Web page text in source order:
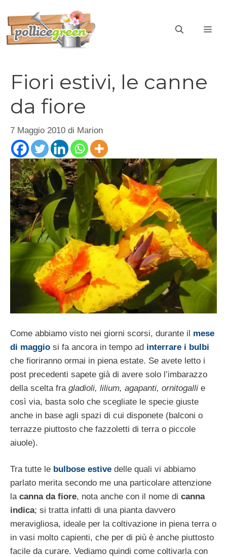
contenuto
Fiori estivi, le canne
da fiore
7 Maggio 2010 di Marion
Come abbiamo visto nei giorni scorsi, durante il mese
di maggio si fa ancora in tempo ad interrare i bulbi
che fioriranno ormai in piena estate. Se avete letto i
post precedenti sapete già di avere solo l’imbarazzo
della scelta fra gladioli, lilium, agapanti, ornitogalli e
così via, basta solo che scegliate le specie giuste
anche in base agli spazi di cui disponete (balconi o
terrazze piuttosto che fazzoletti di terra o piccole
aiuole).
Tra tutte le bulbose estive delle quali vi abbiamo
parlato merita secondo me una particolare attenzione
la canna da fiore, nota anche con il nome di canna
indica; si tratta infatti di una pianta davvero
meravigliosa, ideale per la coltivazione in piena terra o
in vasi molto capienti, che per di più è anche piuttosto
facile da curare. Vediamo quindi come coltivarla con